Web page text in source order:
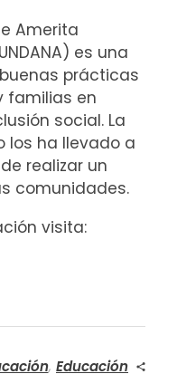
Amerita
es una
prácticas
familias en
social. La
los ha llevado a
realizar un
comunidades.
visita:
, Educación